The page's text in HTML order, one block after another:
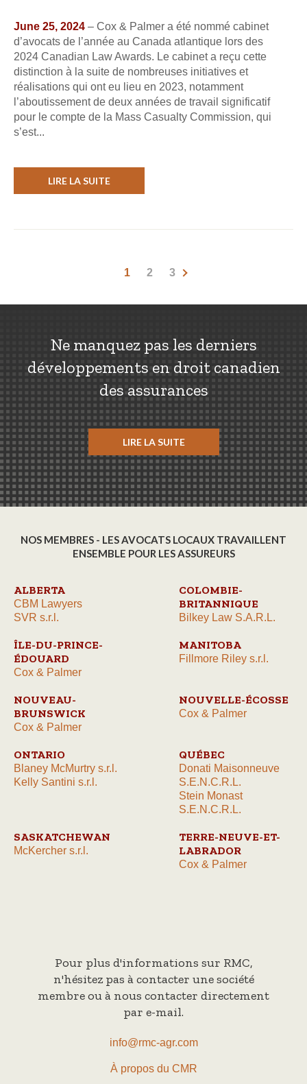
June 25, 2024 – Cox & Palmer a été nommé cabinet
d’avocats de l’année au Canada atlantique lors des
2024 Canadian Law Awards. Le cabinet a reçu cette
distinction à la suite de nombreuses initiatives et
réalisations qui ont eu lieu en 2023, notamment
l’aboutissement de deux années de travail significatif
pour le compte de la Mass Casualty Commission, qui
s’est...
LIRE LA SUITE
1 2 3
Ne manquez pas les derniers
développements en droit canadien
des assurances
LIRE LA SUITE
NOS MEMBRES - LES AVOCATS LOCAUX TRAVAILLENT
ENSEMBLE POUR LES ASSUREURS
ALBERTA
CBM Lawyers
SVR s.r.l.
COLOMBIE-
BRITANNIQUE
Bilkey Law S.A.R.L.
ÎLE-DU-PRINCE-
ÉDOUARD
Cox & Palmer
MANITOBA
Fillmore Riley s.r.l.
NOUVEAU-
BRUNSWICK
Cox & Palmer
NOUVELLE-ÉCOSSE
Cox & Palmer
ONTARIO
Blaney McMurtry s.r.l.
Kelly Santini s.r.l.
QUÉBEC
Donati Maisonneuve
S.E.N.C.R.L.
Stein Monast
S.E.N.C.R.L.
SASKATCHEWAN
McKercher s.r.l.
TERRE-NEUVE-ET-
LABRADOR
Cox & Palmer
Pour plus d'informations sur RMC,
n'hésitez pas à contacter une société
membre ou à nous contacter directement
par e-mail.
info@rmc-agr.com
À propos du CMR